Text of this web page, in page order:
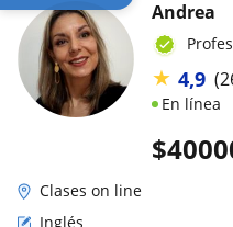
$
Andrea
★ 4,9
En línea
Clases on line
Inglés